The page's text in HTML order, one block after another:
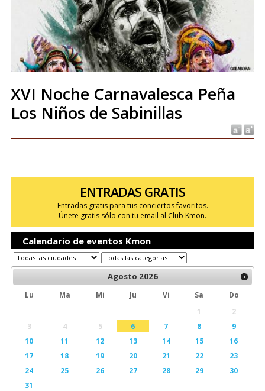
XVI Noche Carnavalesca Peña
Los Niños de Sabinillas
ENTRADAS GRATIS
Entradas gratis para tus conciertos favoritos.
Únete gratis sólo con tu email al Club Kmon.
Calendario de eventos Kmon
Agosto 2026
Lu Ma Mi Ju Vi Sa
Do
1
2
3
4 5 6 7 8
9
10
11 12 13 14 15
16
17
18 19 20 21 22
23
24
25 26 27 28 29
30
31